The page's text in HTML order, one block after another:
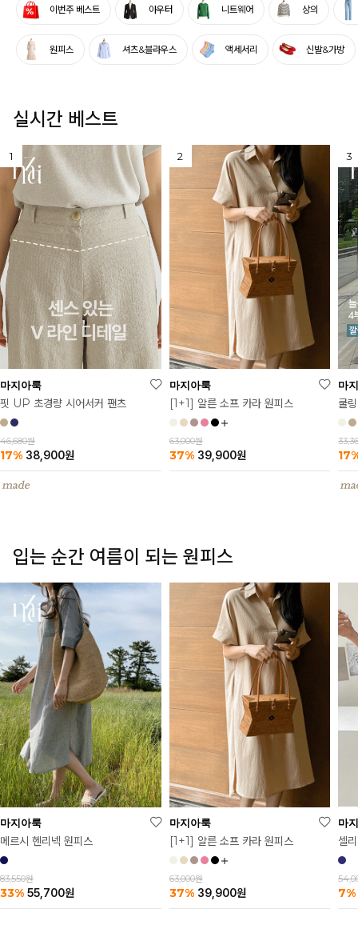
이번주 베스트 아우터 니트웨어 상의
원피스 셔츠&블라우스 액세서리 신발&가방
실시간 베스트
마지아룩
핏 UP 초경량 시어서커 팬츠
46,680원
17% 38,900원
마지아룩
[1+1] 알른 소프 카라 원피스
63,000원
37% 39,900원
마
쿨
입는 순간 여름이 되는 원피스
마지아룩
메르시 헨리넥 원피스
83,550원
33% 55,700원
마지아룩
[1+1] 알른 소프 카라 원피스
63,000원
37% 39,900원
마
셀
7%